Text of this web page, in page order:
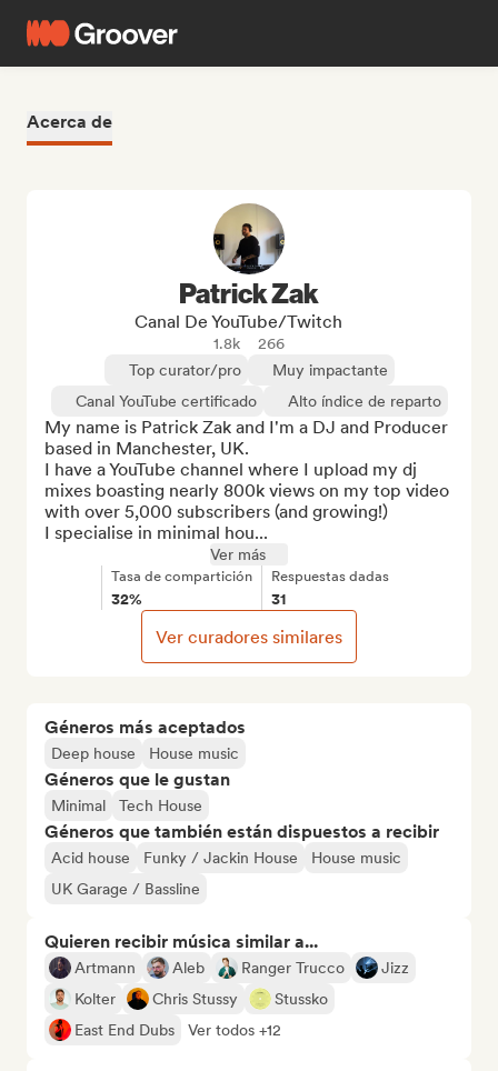
Acerca de
Géneros más aceptados
Deep house House music
Géneros que le gustan
Minimal Tech House
Géneros que también están dispuestos a recibir
Acid house Funky / Jackin House
House music
UK Garage / Bassline
Quieren recibir música similar a...
Artmann Aleb Ranger Trucco
Jizz
Kolter
Chris Stussy
Stussko
East End Dubs
Ver todos +12
Patrick Zak
Canal De YouTube/Twitch
1.8k
266
Top curator/pro
Muy impactante
Canal YouTube certificado
Alto índice de reparto
My name is Patrick Zak and I'm a DJ and Producer
based in Manchester, UK.
I have a YouTube channel where I upload my dj
mixes boasting nearly 800k views on my top video
with over 5,000 subscribers (and growing!)
I specialise in minimal hou...
Ver más
Tasa de compartición
32%
Respuestas dadas
31
Ver curadores similares